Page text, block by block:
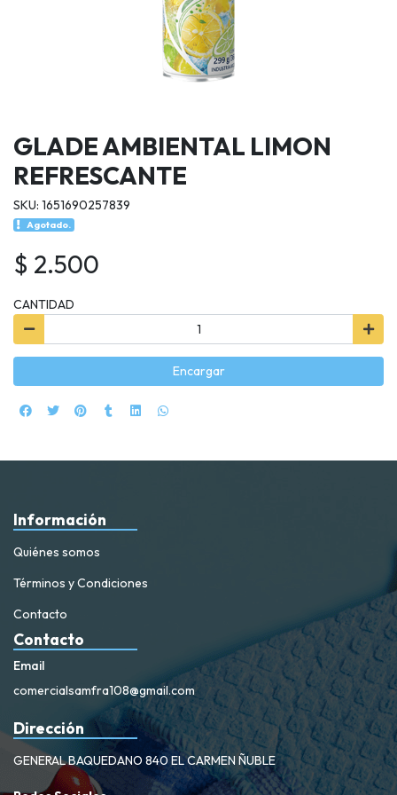
GLADE AMBIENTAL LIMON
REFRESCANTE
SKU: 1651690257839
Agotado.
$ 2.500
CANTIDAD
Encargar
Información
Quiénes somos
Términos y Condiciones
Contacto
Contacto
Email
comercialsamfra108@gmail.com
Dirección
GENERAL BAQUEDANO 840 EL CARMEN ÑUBLE